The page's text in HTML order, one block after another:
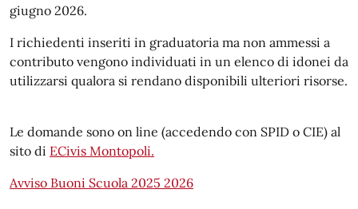
giugno 2026.
I richiedenti inseriti in graduatoria ma non ammessi a
contributo vengono individuati in un elenco di idonei da
utilizzarsi qualora si rendano disponibili ulteriori risorse.
Le domande sono on line (accedendo con SPID o CIE) al
sito di ECivis Montopoli.
Avviso Buoni Scuola 2025 2026